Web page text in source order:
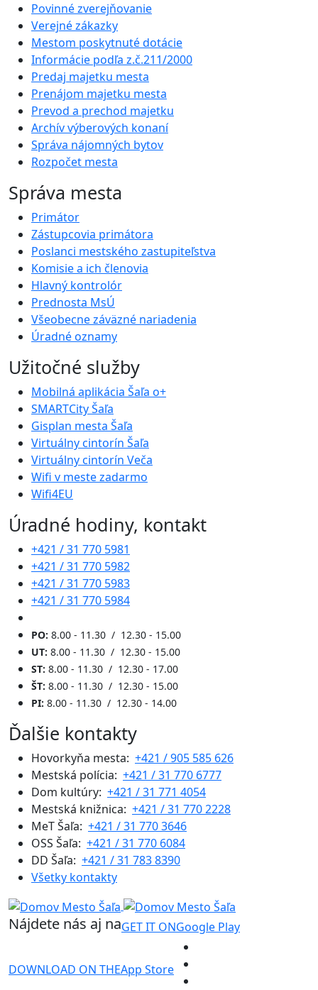
Povinné zverejňovanie
Verejné zákazky
Mestom poskytnuté dotácie
Informácie podľa z.č.211/2000
Predaj majetku mesta
Prenájom majetku mesta
Prevod a prechod majetku
Archív výberových konaní
Správa nájomných bytov
Rozpočet mesta
Správa mesta
Primátor
Zástupcovia primátora
Poslanci mestského zastupiteľstva
Komisie a ich členovia
Hlavný kontrolór
Prednosta MsÚ
Všeobecne záväzné nariadenia
Úradné oznamy
Užitočné služby
Mobilná aplikácia Šaľa o+
SMARTCity Šaľa
Gisplan mesta Šaľa
Virtuálny cintorín Šaľa
Virtuálny cintorín Veča
Wifi v meste zadarmo
Wifi4EU
Úradné hodiny, kontakt
+421 / 31 770 5981
+421 / 31 770 5982
+421 / 31 770 5983
+421 / 31 770 5984
PO: 8.00 - 11.30 / 12.30 - 15.00
UT: 8.00 - 11.30 / 12.30 - 15.00
ST: 8.00 - 11.30 / 12.30 - 17.00
ŠT: 8.00 - 11.30 / 12.30 - 15.00
PI: 8.00 - 11.30 / 12.30 - 14.00
Ďalšie kontakty
Hovorkyňa mesta: +421 / 905 585 626
Mestská polícia: +421 / 31 770 6777
Dom kultúry: +421 / 31 771 4054
Mestská knižnica: +421 / 31 770 2228
MeT Šaľa: +421 / 31 770 3646
OSS Šaľa: +421 / 31 770 6084
DD Šaľa: +421 / 31 783 8390
Všetky kontakty
Nájdete nás aj naGET IT ONGoogle Play
DOWNLOAD ON THEApp Store